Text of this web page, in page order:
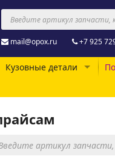
mail@opox.ru +7 925
Кузовные детали